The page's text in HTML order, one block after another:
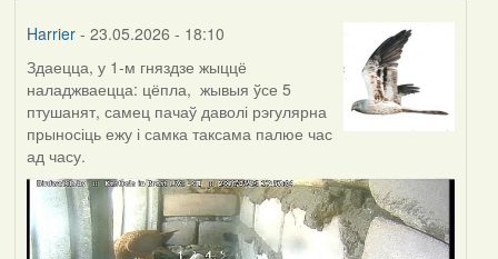
Harrier- 23.05.2026 - 18:10
Здаецца, у 1-м гняздзе жыццё
наладжваецца: цёпла, жывыя ўсе 5
птушанят, самец пачаў даволі рэгулярна
прыносіць ежу і самка таксама палюе час
ад часу.